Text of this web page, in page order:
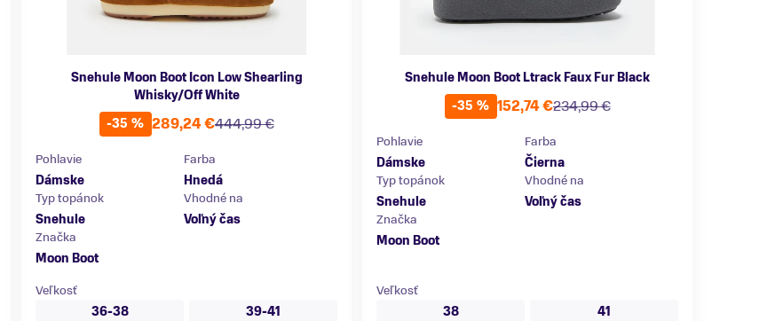
Snehule Moon Boot Icon Low Shearling
Whisky/Off White
-35 %
444,99 €
289,24 €
Pohlavie
Dámske
Farba
Hnedá
Typ topánok
Snehule
Vhodné na
Voľný čas
Značka
Moon Boot
Veľkosť
36-38
39-41
Snehule Moon Boot Ltrack Faux Fur Black
-35 %
234,99 €
152,74 €
Pohlavie
Dámske
Farba
Čierna
Typ topánok
Snehule
Vhodné na
Voľný čas
Značka
Moon Boot
Veľkosť
38
41